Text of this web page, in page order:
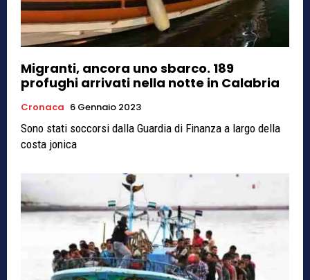
Migranti, ancora uno sbarco. 189
profughi arrivati nella notte in Calabria
Cronaca 6 Gennaio 2023
Sono stati soccorsi dalla Guardia di Finanza a largo della
costa jonica